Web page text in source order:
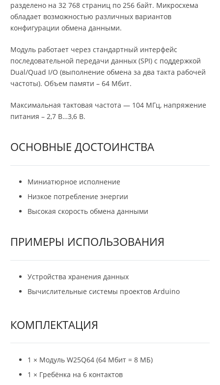
разделено на 32 768 страниц по 256 байт. Микросхема
обладает возможностью различных вариантов
конфигурации обмена данными.
Модуль работает через стандартный интерфейс
последовательной передачи данных (SPI) с поддержкой
Dual/Quad I/O (выполнение обмена за два такта рабочей
частоты). Объем памяти – 64 Мбит.
Максимальная тактовая частота — 104 МГц, напряжение
питания – 2,7 В…3,6 В.
ОСНОВНЫЕ ДОСТОИНСТВА
Миниатюрное исполнение
Низкое потребление энергии
Высокая скорость обмена данными
ПРИМЕРЫ ИСПОЛЬЗОВАНИЯ
Устройства хранения данных
Вычислительные системы проектов Arduino
КОМПЛЕКТАЦИЯ
1 × Модуль W25Q64 (64 Мбит = 8 МБ)
1 × Гребёнка на 6 контактов